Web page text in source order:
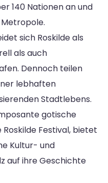
140 Nationen an und
sich Roskilde als
als auch
Dennoch teilen
lebhaften
Stadtlebens.
gotische
Festival, bietet
Kultur- und
auf ihre Geschichte